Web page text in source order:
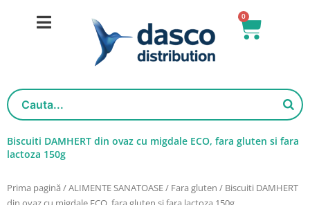
0
Cart
Biscuiti DAMHERT din ovaz cu migdale ECO, fara gluten si fara
lactoza 150g
Prima pagină /ALIMENTE SANATOASE/ Fara gluten / Biscuiti DAMHERT